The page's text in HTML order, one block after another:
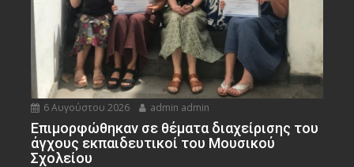
6 Αυγούστου 2026 admin admin
Eπιμορφώθηκαν σε θέματα διαχείρισης του
άγχους εκπαιδευτικοί του Μουσικού
Σχολείου